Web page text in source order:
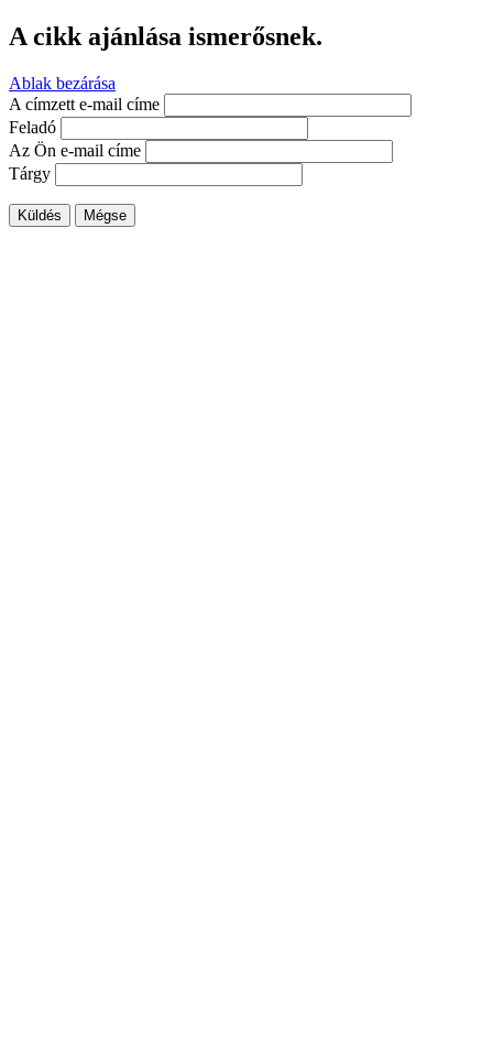
A cikk ajánlása ismerősnek.
Ablak bezárása
A címzett e-mail címe
Feladó
Az Ön e-mail címe
Tárgy
Küldés Mégse